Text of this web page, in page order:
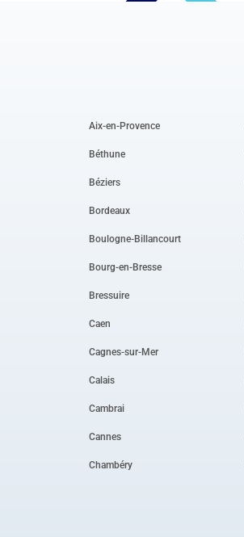
Aix-en-Provence
Béthune
Béziers
Bordeaux
Boulogne-Billancourt
Bourg-en-Bresse
Bressuire
Caen
Cagnes-sur-Mer
Calais
Cambrai
Cannes
Chambéry